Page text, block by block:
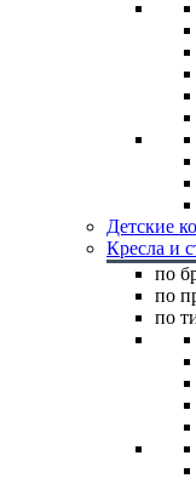
Детские
Кресла и
по
по
по